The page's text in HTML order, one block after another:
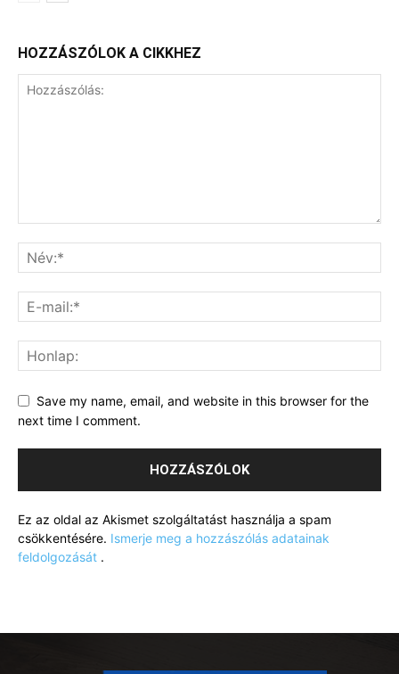
HOZZÁSZÓLOK A CIKKHEZ
Save my name, email, and website in this browser for the
next time I comment.
Ez az oldal az Akismet szolgáltatást használja a spam
csökkentésére. Ismerje meg a hozzászólás adatainak
feldolgozását .